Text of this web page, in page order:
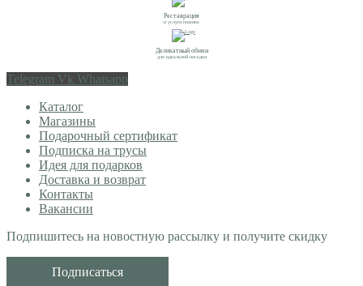
Реставрация
и услуги пошива
Деликатный обмен
для идеальной посадки
Telegram Vk Whatsapp
Каталог
Магазины
Подарочный сертификат
Подписка на трусы
Идея для подарков
Доставка и возврат
Контакты
Вакансии
Подпишитесь на новостную рассылку и получите скидку
Подписаться